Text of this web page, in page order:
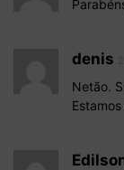
denis
Netão.